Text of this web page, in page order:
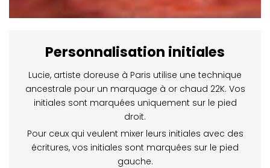
Personnalisation initiales
Lucie, artiste doreuse à Paris utilise une technique
ancestrale pour un marquage à or chaud 22K. Vos
initiales sont marquées uniquement sur le pied
droit.
Pour ceux qui veulent mixer leurs initiales avec des
écritures, vos initiales sont marquées sur le pied
gauche.